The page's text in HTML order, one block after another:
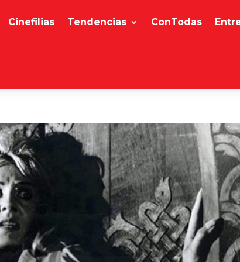
Cinefilias Tendencias ConTodas